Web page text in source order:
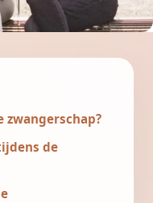
de